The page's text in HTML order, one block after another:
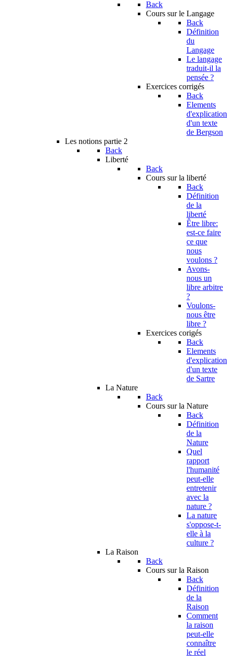
Back
Cours sur le Langage
Back
Définition
du
Langage
Le langage
traduit-il la
pensée ?
Exercices corrigés
Back
Elements
d'explication
d'un texte
de Bergson
Les notions partie 2
Back
Liberté
Back
Cours sur la liberté
Back
Définition
de la
liberté
Être libre:
est-ce faire
ce que
nous
voulons ?
Avons-
nous un
libre arbitre
?
Voulons-
nous être
libre ?
Exercices corigés
Back
Elements
d'explication
d'un texte
de Sartre
La Nature
Back
Cours sur la Nature
Back
Définition
de la
Nature
Quel
rapport
l'humanité
peut-elle
entretenir
avec la
nature ?
La nature
s'oppose-t-
elle à la
culture ?
La Raison
Back
Cours sur la Raison
Back
Définition
de la
Raison
Comment
la raison
peut-elle
connaître
le réel